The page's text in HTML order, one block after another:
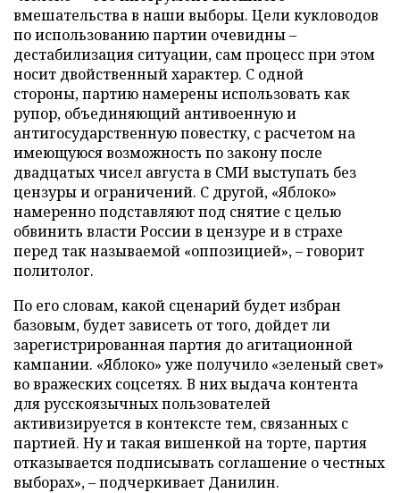
вмешательства в наши выборы. Цели кукловодов
по использованию партии очевидны –
дестабилизация ситуации, сам процесс при этом
носит двойственный характер. С одной
стороны, партию намерены использовать как
рупор, объединяющий антивоенную и
антигосударственную повестку, с расчетом на
имеющуюся возможность по закону после
двадцатых чисел августа в СМИ выступать без
цензуры и ограничений. С другой, «Яблоко»
намеренно подставляют под снятие с целью
обвинить власти России в цензуре и в страхе
перед так называемой «оппозицией», – говорит
политолог.
По его словам, какой сценарий будет избран
базовым, будет зависеть от того, дойдет ли
зарегистрированная партия до агитационной
кампании. «Яблоко» уже получило «зеленый свет»
во вражеских соцсетях. В них выдача контента
для русскоязычных пользователей
активизируется в контексте тем, связанных с
партией. Ну и такая вишенкой на торте, партия
отказывается подписывать соглашение о честных
выборах», – подчеркивает Данилин.